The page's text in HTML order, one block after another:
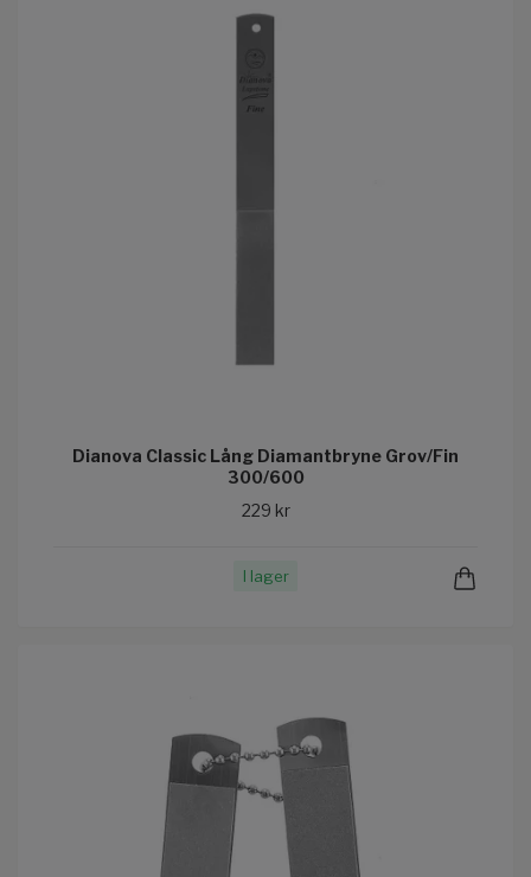
Dianova Classic Lång Diamantbryne Grov/Fin
300/600
229 kr
I lager